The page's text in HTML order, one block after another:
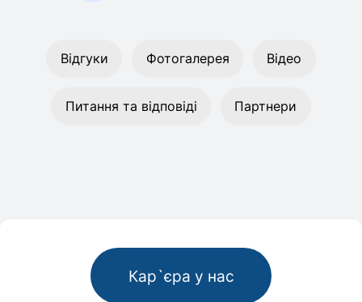
Відгуки Фотогалерея Відео
Питання та відповіді Партнери
Кар`єра у нас